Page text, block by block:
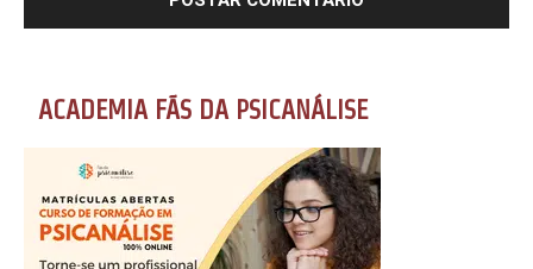
ACADEMIA FÃS DA PSICANÁLISE